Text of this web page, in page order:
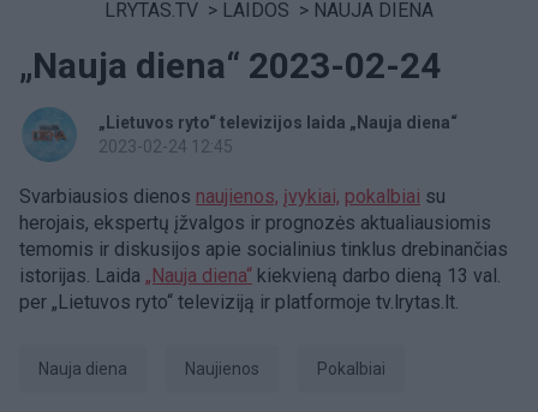
LRYTAS.TV > LAIDOS > NAUJA DIENA
„Nauja diena“ 2023-02-24
„Lietuvos ryto“ televizijos laida „Nauja diena“
2023-02-24 12:45
Svarbiausios dienos naujienos, įvykiai, pokalbiai su
herojais, ekspertų įžvalgos ir prognozės aktualiausiomis
temomis ir diskusijos apie socialinius tinklus drebinančias
istorijas. Laida „Nauja diena“ kiekvieną darbo dieną 13 val.
per „Lietuvos ryto“ televiziją ir platformoje tv.lrytas.lt.
Nauja diena Naujienos pokalbiai